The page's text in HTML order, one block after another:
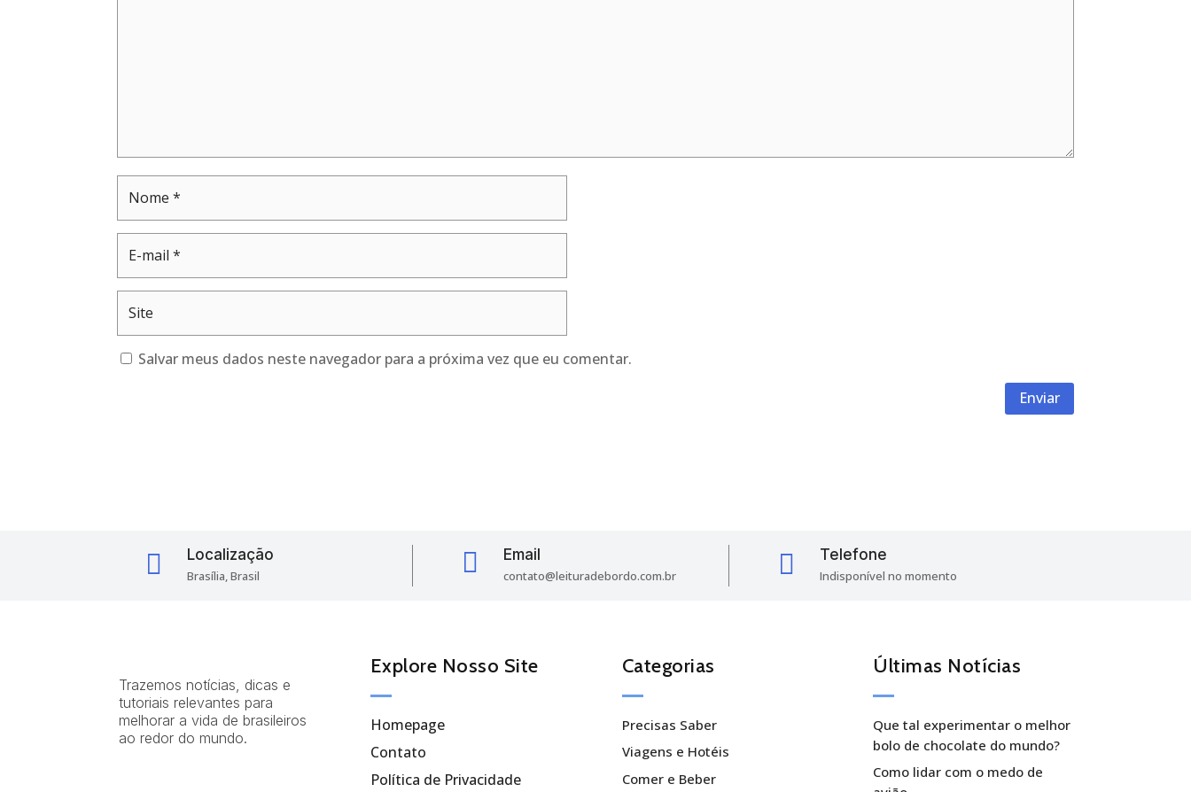
Salvar meus dados neste navegador para a próxima vez que eu comentar.
Enviar
 Localização
Brasília, Brasil  Email
contato@leituradebordo.com.br  Telefone
Indisponível no momento
Trazemos notícias, dicas e
tutoriais relevantes para
melhorar a vida de brasileiros
ao redor do mundo.
Explore Nosso Site
Homepage
Contato
Política de Privacidade
Categorias
Precisas Saber
Viagens e Hotéis
Comer e Beber
Últimas Notícias
Que tal experimentar o melhor
bolo de chocolate do mundo?
Como lidar com o medo de